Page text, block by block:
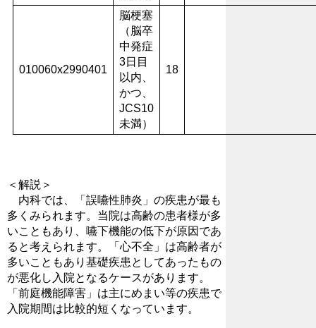
010060x2990401
脳梗塞
（脳卒
中発症
3日目
以内、
かつ、
JCS10
未満）
18
＜解説＞
内科では、「誤嚥性肺炎」の疾患が最も
多くみられます。当院は高齢の患者様が多
いこともあり、嚥下機能の低下が原因であ
ると考えられます。「心不全」は高齢者が
多いこともあり基礎疾患としてあったもの
が悪化し入院となるケースがあります。
「前庭機能障害」は主にめまい等の疾患で
入院期間は比較的短くなっています。